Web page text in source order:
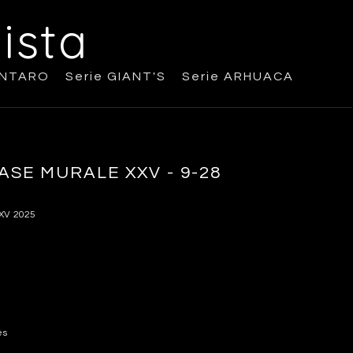
Serie GIANT'S
Serie ARHUACA
MURALE XXV - 9-28
2025